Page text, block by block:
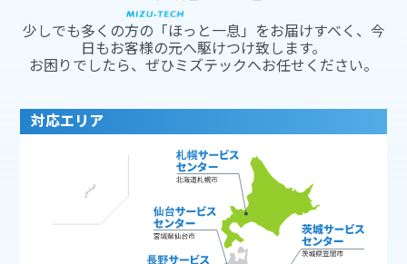
少しでも多くの方の「ほっと一息」をお届けすべく、今
日もお客様の元へ駆けつけ致します。
お困りでしたら、ぜひミズテックへお任せください。
対応エリア